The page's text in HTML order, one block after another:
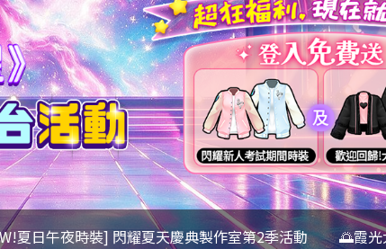
夏日午夜時裝] 閃耀夏天慶典製作室第2季活動 🌅霞